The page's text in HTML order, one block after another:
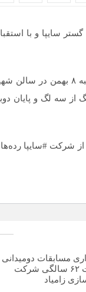
سایپا و با
به گزارش روابط عمومی شرکت فرهنگی ورزشی سایپا، رقابت‌های دارت بخش #آقایان از ساعت ۱۱:۰۰ دوشنبه ۸ بهمن
جدول حذفی و به صورت دو لگ از سه لگ ‌و پایان
شرکت #سایپا